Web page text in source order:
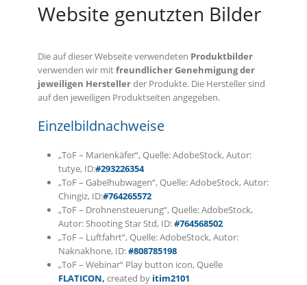
Website genutzten Bilder
Die auf dieser Webseite verwendeten Produktbilder
verwenden wir mitfreundlicher Genehmigung der
jeweiligen Herstellerder Produkte. Die Hersteller sind
auf den jeweiligen Produktseiten angegeben.
Einzelbildnachweise
„ToF – Marienkäfer“, Quelle: AdobeStock, Autor:
tutye, ID:#293226354
„ToF – Gabelhubwagen“, Quelle: AdobeStock, Autor:
Chingiz, ID:#764265572
„ToF – Drohnensteuerung“, Quelle: AdobeStock,
Autor: Shooting Star Std, ID:#764568502
„ToF – Luftfahrt“, Quelle: AdobeStock, Autor:
Naknakhone, ID:#808785198
„ToF – Webinar“ Play button icon, Quelle
FLATICON, created by itim2101